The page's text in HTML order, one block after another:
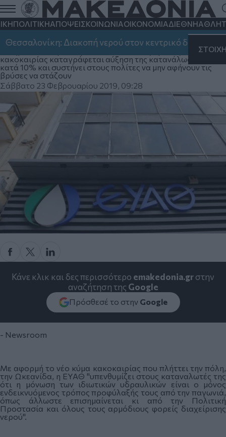
ΠΟΛΙΤΙΚΗΑΠΟΨΕΙΣΚΟΙΝΩΝΙΑΟΙΚΟΝΟΜΙΑΔΙΕΘΝΗ
Διακοπή νερού στον κεντρικό δήμο, στην
ΕΥΑΘ: Η μόνωση των ιδιωτικών
υδραυλικών η μόνη προφύλαξη από την
"Ωκεανίδα"
Η δημόσια εταιρεία προειδοποιεί ότι τις πρώτες ώρες της
κακοκαιρίας καταγράφεται αύξηση της κατανάλωσης νερού
κατά 10% και συστήνει στους πολίτες να μην αφήνουν τις
βρύσες να στάζουν
Σάββατο 23 Φεβρουαρίου 2019, 09:28
Κάνε κλικ και δες περισσότερο emakedonia.grστην
αναζήτηση της Google
Πρόσθεσέ το στην Google
- Newsroom
Με αφορμή το νέο κύμα κακοκαιρίας που πλήττει την πόλη,
την Ωκεανίδα, η ΕΥΑΘ "υπενθυμίζει στους καταναλωτές της
ότι η μόνωση των ιδιωτικών υδραυλικών είναι ο μόνος
ενδεικνυόμενος τρόπος προφύλαξής τους από την παγωνιά,
όπως άλλωστε επισημαίνεται κι από την Πολιτική
Προστασία και όλους τους αρμόδιους φορείς διαχείρισης
νερού".